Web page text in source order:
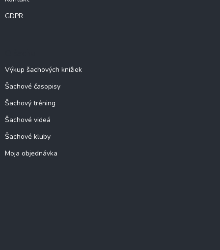
GDPR
Výkup šachových knižiek
Šachové časopisy
Šachový tréning
Šachové videá
Šachové kluby
Moja objednávka